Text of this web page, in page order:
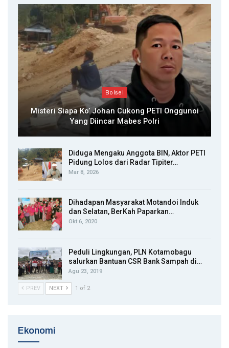
Bolsel
Misteri Siapa Ko’ Johan Cukong PETI Onggunoi
Yang Diincar Mabes Polri
Diduga Mengaku Anggota BIN, Aktor PETI
Pidung Lolos dari Radar Tipiter…
Mar 8, 2026
Dihadapan Masyarakat Motandoi Induk
dan Selatan, BerKah Paparkan…
Okt 6, 2020
Peduli Lingkungan, PLN Kotamobagu
salurkan Bantuan CSR Bank Sampah di…
Agu 23, 2019
PREV NEXT 1 of 2
Ekonomi